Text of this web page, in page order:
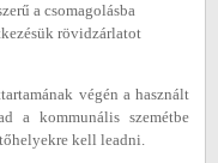
a csomagolásba
rövidzárlatot
végén a használt
a kommunális szemétbe
kell leadni.